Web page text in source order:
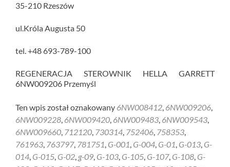
35-210 Rzeszów
ul.Króla Augusta 50
tel. +48 693-789-100
REGENERACJA STEROWNIK HELLA GARRETT
6NW009206 Przemyśl
Ten wpis został oznakowany 6NW008412, 6NW009206,
6NW009228, 6NW009420, 6NW009483, 6NW009543,
6NW009660, 712120, 730314, 752406, 758353,
761963, 763797, 781751, G-001, G-004, G-01, G-013, G-
014, G-015, G-02, g-09, G-103, G-105, G-107, G-108, G-